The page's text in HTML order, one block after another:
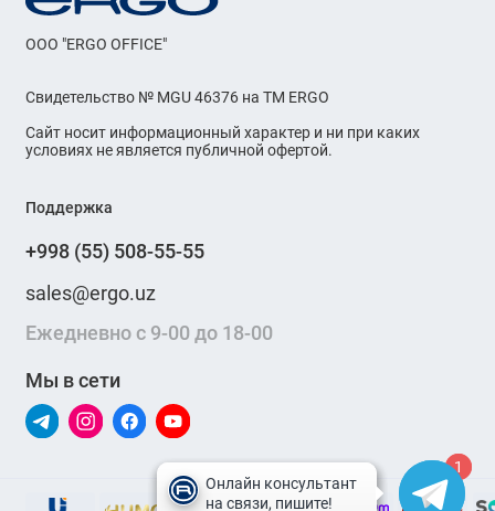
OOO "ERGO OFFICE"
Свидетельство № MGU 46376 на ТМ ERGO
Сайт носит информационный характер и ни при каких
условиях не является публичной офертой.
Поддержка
+998 (55) 508-55-55
sales@ergo.uz
Ежедневно с 9-00 до 18-00
Мы в сети
1
1